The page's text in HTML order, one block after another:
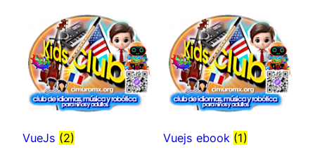
VueJs (2) Vuejs ebook (1)